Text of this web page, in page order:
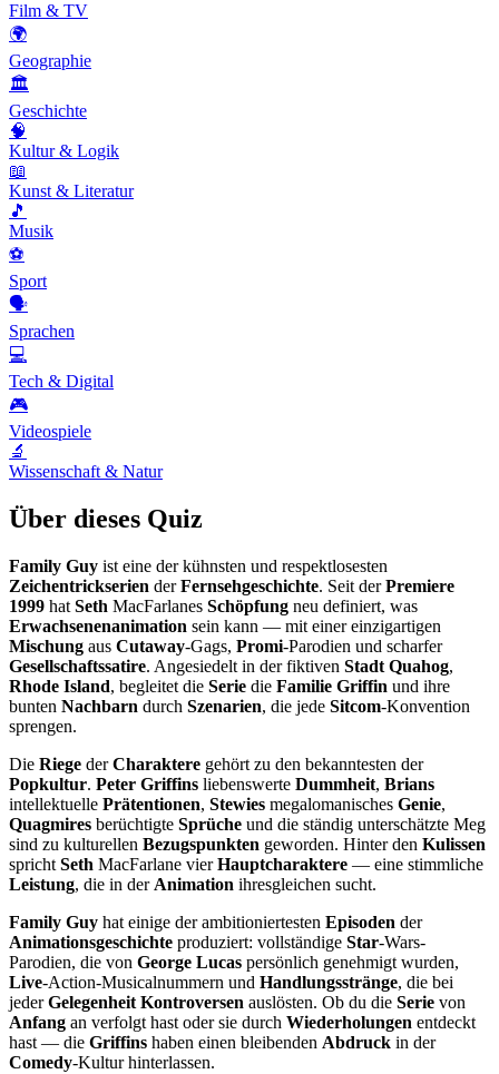
Film & TV
🌍
Geographie
🏛️
Geschichte
🧠
Kultur & Logik
📖
Kunst & Literatur
🎵
Musik
⚽
Sport
🗣️
Sprachen
💻
Tech & Digital
🎮
Videospiele
🔬
Wissenschaft & Natur
Über dieses Quiz
Family Guy ist eine der kühnsten und respektlosesten
Zeichentrickserien derFernsehgeschichte. Seit derPremiere
1999 hat Seth MacFarlanes Schöpfung neu definiert, was
Erwachsenenanimation sein kann — mit einer einzigartigen
Mischung aus Cutaway-Gags, Promi-Parodien und scharfer
Gesellschaftssatire. Angesiedelt in der fiktiven Stadt Quahog,
Rhode Island, begleitet die Serie die Familie Griffin und ihre
bunten Nachbarn durch Szenarien, die jede Sitcom-Konvention
sprengen.
Die Riege derCharaktere gehört zu den bekanntesten der
Popkultur. Peter Griffins liebenswerte Dummheit, Brians
intellektuelle Prätentionen, Stewies megalomanisches Genie,
Quagmires berüchtigte Sprüche und die ständig unterschätzte Meg
sind zu kulturellen Bezugspunkten geworden. Hinter den Kulissen
spricht Seth MacFarlane vierHauptcharaktere — eine stimmliche
Leistung, die in der Animation ihresgleichen sucht.
Family Guy hat einige der ambitioniertesten Episoden der
Animationsgeschichte produziert: vollständige Star-Wars-
Parodien, die von George Lucas persönlich genehmigt wurden,
Live-Action-Musicalnummern und Handlungsstränge, die bei
jederGelegenheit Kontroversen auslösten. Ob du die Serie von
Anfang an verfolgt hast oder sie durch Wiederholungen entdeckt
hast — die Griffins haben einen bleibenden Abdruck in der
Comedy-Kultur hinterlassen.